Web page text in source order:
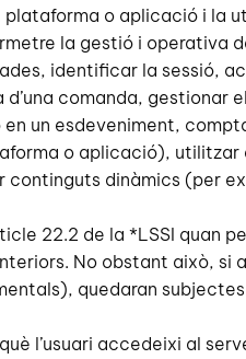
plataforma o aplicació i la
la gestió i operativa
identificar la sessió,
comanda, gestionar
un esdeveniment,
o aplicació), utilitzar
continguts dinàmics (per
22.2 de la *LSSI quan
No obstant això, si
quedaran
l’usuari accedeixi al